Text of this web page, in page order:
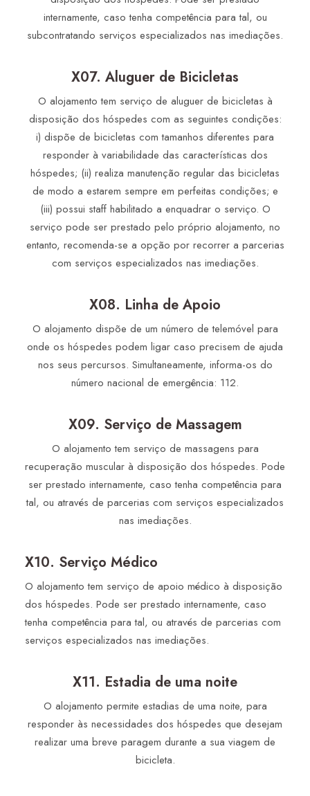
internamente, caso tenha competência para tal, ou
subcontratando serviços especializados nas imediações.
X07. Aluguer de Bicicletas
O alojamento tem serviço de aluguer de bicicletas à
disposição dos hóspedes com as seguintes condições:
i) dispõe de bicicletas com tamanhos diferentes para
responder à variabilidade das características dos
hóspedes; (ii) realiza manutenção regular das bicicletas
de modo a estarem sempre em perfeitas condições; e
(iii) possui staff habilitado a enquadrar o serviço. O
serviço pode ser prestado pelo próprio alojamento, no
entanto, recomenda-se a opção por recorrer a parcerias
com serviços especializados nas imediações.
X08. Linha de Apoio
O alojamento dispõe de um número de telemóvel para
onde os hóspedes podem ligar caso precisem de ajuda
nos seus percursos. Simultaneamente, informa-os do
número nacional de emergência: 112.
X09. Serviço de Massagem
O alojamento tem serviço de massagens para
recuperação muscular à disposição dos hóspedes. Pode
ser prestado internamente, caso tenha competência para
tal, ou através de parcerias com serviços especializados
nas imediações.
X10. Serviço Médico
O alojamento tem serviço de apoio médico à disposição
dos hóspedes. Pode ser prestado internamente, caso
tenha competência para tal, ou através de parcerias com
serviços especializados nas imediações.
X11. Estadia de uma noite
O alojamento permite estadias de uma noite, para
responder às necessidades dos hóspedes que desejam
realizar uma breve paragem durante a sua viagem de
bicicleta.